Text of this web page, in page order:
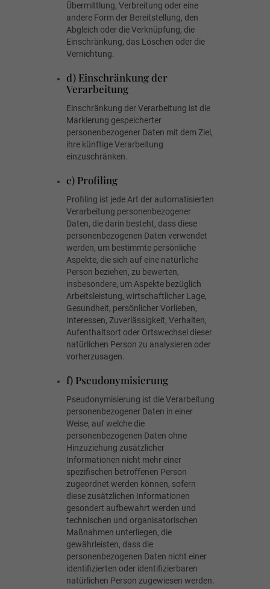
Übermittlung, Verbreitung oder eine
andere Form der Bereitstellung, den
Abgleich oder die Verknüpfung, die
Einschränkung, das Löschen oder die
Vernichtung.
d) Einschränkung der
Verarbeitung
Einschränkung der Verarbeitung ist die
Markierung gespeicherter
personenbezogener Daten mit dem Ziel,
ihre künftige Verarbeitung
einzuschränken.
e) Profiling
Profiling ist jede Art der automatisierten
Verarbeitung personenbezogener
Daten, die darin besteht, dass diese
personenbezogenen Daten verwendet
werden, um bestimmte persönliche
Aspekte, die sich auf eine natürliche
Person beziehen, zu bewerten,
insbesondere, um Aspekte bezüglich
Arbeitsleistung, wirtschaftlicher Lage,
Gesundheit, persönlicher Vorlieben,
Interessen, Zuverlässigkeit, Verhalten,
Aufenthaltsort oder Ortswechsel dieser
natürlichen Person zu analysieren oder
vorherzusagen.
f) Pseudonymisierung
Pseudonymisierung ist die Verarbeitung
personenbezogener Daten in einer
Weise, auf welche die
personenbezogenen Daten ohne
Hinzuziehung zusätzlicher
Informationen nicht mehr einer
spezifischen betroffenen Person
zugeordnet werden können, sofern
diese zusätzlichen Informationen
gesondert aufbewahrt werden und
technischen und organisatorischen
Maßnahmen unterliegen, die
gewährleisten, dass die
personenbezogenen Daten nicht einer
identifizierten oder identifizierbaren
natürlichen Person zugewiesen werden.